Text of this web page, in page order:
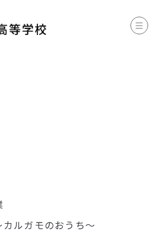
ルガモのおうち～